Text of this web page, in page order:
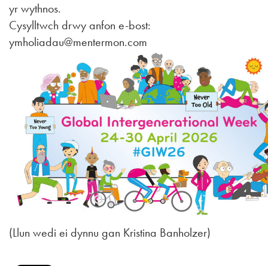
yr wythnos.
Cysylltwch drwy anfon e-bost:
ymholiadau@mentermon.com
(Llun wedi ei dynnu gan Kristina Banholzer)